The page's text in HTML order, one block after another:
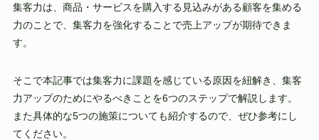
集客力は、商品・サービスを購入する見込みがある顧客を集める
力のことで、集客力を強化することで売上アップが期待できま
す。
そこで本記事では集客力に課題を感じている原因を紐解き、集客
力アップのためにやるべきことを6つのステップで解説します。
また具体的な5つの施策についても紹介するので、ぜひ参考にし
てください。